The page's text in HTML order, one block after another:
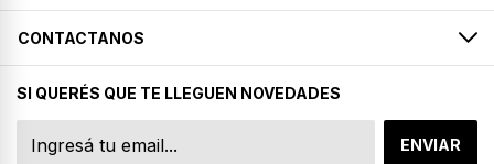
CONTACTANOS
SI QUERÉS QUE TE LLEGUEN NOVEDADES